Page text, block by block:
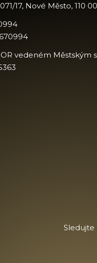
17, Nové Město, 110
vedeném Městským
Sledujte